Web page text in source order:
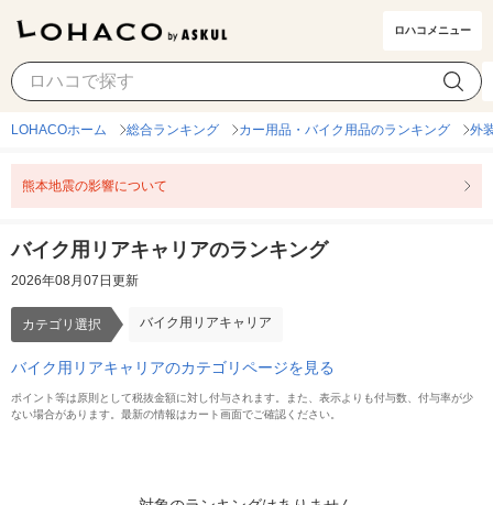
ロハコメニュー
バイク用リアキャリア カテゴリ選択
LOHACOホーム 総合ランキング カー用品・バイク用品のランキング 外
熊本地震の影響について
バイク用リアキャリアのランキング
2026年08月07日更新
カテゴリ選択 バイク用リアキャリア
バイク用リアキャリアのカテゴリページを見る
ポイント等は原則として税抜金額に対し付与されます。また、表示よりも付与数、付与率が少
ない場合があります。最新の情報はカート画面でご確認ください。